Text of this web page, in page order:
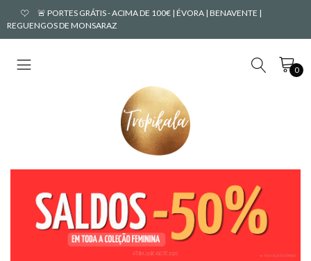
🚨 PORTES GRÁTIS - ACIMA DE 100€ | ÉVORA | BENAVENTE |
REGUENGOS DE MONSARAZ
0